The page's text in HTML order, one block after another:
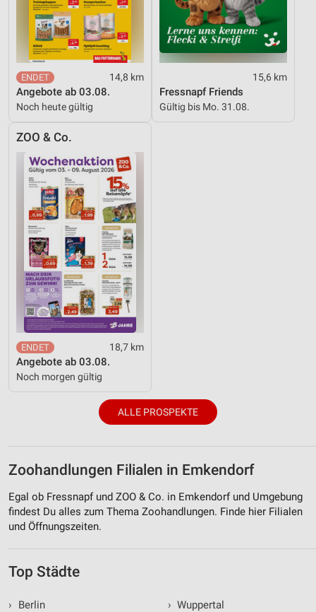
14,8 km
Angebote ab 03.08.
Noch heute gültig
15,6 km
Fressnapf Friends
Gültig bis Mo. 31.08.
ZOO & Co.
18,7 km
Angebote ab 03.08.
Noch morgen gültig
ALLE PROSPEKTE
Zoohandlungen Filialen in Emkendorf
Egal ob Fressnapf und ZOO & Co. in Emkendorf und Umgebung
findest Du alles zum Thema Zoohandlungen. Finde hier Filialen
und Öffnungszeiten.
Top Städte
›
Berlin
› Wuppertal